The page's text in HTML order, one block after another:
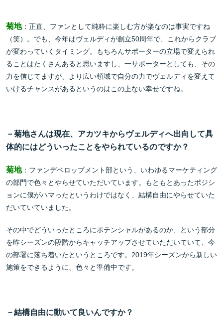
菊地：正直、ファンとして純粋に楽しむ方が楽なのは事実ですね
（笑）。でも、今年はヴェルディが創立50周年で、これからクラブ
が変わっていくタイミング。もちろんサポーターの立場で変えられ
ることはたくさんあると思いますし、一サポーターとしても、その
力を信じてますが、より広い領域で自分の力でヴェルディを変えて
いけるチャンスがあるというのはこの上ない幸せですね。
－菊地さんは現在、アカツキからヴェルディへ出向して具
体的にはどういったことをやられているのですか？
菊地：ファンデベロップメント部という、いわゆるマーケティング
の部門で色々とやらせていただいています。もともとあったポジシ
ョンに僕がハマったというわけではなく、結構自由にやらせていた
だいていていました。
その中でどういったところにポテンシャルがあるのか、という部分
を昨シーズンの段階からキャッチアップさせていただいていて、今
の部署に落ち着いたというところです。2019年シーズンから新しい
施策をできるように、色々と準備中です。
－結構自由に動いて良いんですか？